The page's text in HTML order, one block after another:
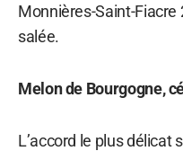
Monnières-Saint-
salée.
Melon de Bourgogne,
L’accord le plus délicat